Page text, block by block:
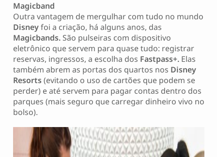
Magicband
Outra vantagem de mergulhar com tudo no mundo
Disneyfoi a criação, há alguns anos, das
Magicbands.São pulseiras com dispositivo
eletrônico que servem para quase tudo: registrar
reservas, ingressos, a escolha dos Fastpass+.Elas
também abrem as portas dos quartos nos Disney
Resorts(evitando o uso de cartões que podem se
perder) e até servem para pagar contas dentro dos
parques (mais seguro que carregar dinheiro vivo no
bolso).